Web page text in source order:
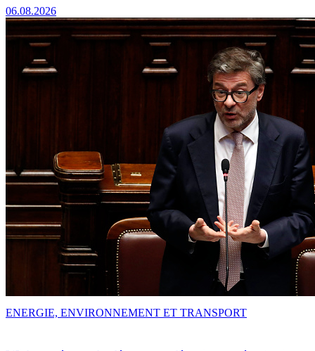
06.08.2026
ENERGIE, ENVIRONNEMENT ET TRANSPORT